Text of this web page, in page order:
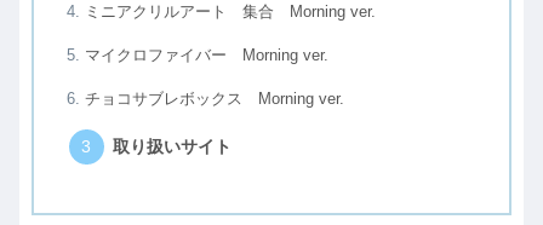
ミニアクリルアート 集合 Morning ver.
マイクロファイバー Morning ver.
チョコサブレボックス Morning ver.
取り扱いサイト